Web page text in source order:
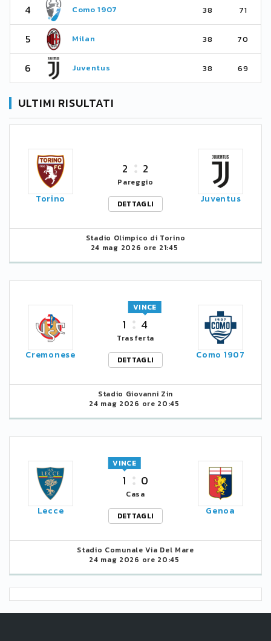
4 Como 1907 38 71
5 Milan 38 70
6 Juventus 38 69
ULTIMI RISULTATI
Torino
2 2
Pareggio
DETTAGLI
Juventus
Stadio Olimpico di Torino
24 mag 2026 ore 21:45
Cremonese
1 4
VINCE
Trasferta
DETTAGLI
Como 1907
Stadio Giovanni Zin
24 mag 2026 ore 20:45
Lecce
1
VINCE
0
Casa
DETTAGLI
Genoa
Stadio Comunale Via Del Mare
24 mag 2026 ore 20:45